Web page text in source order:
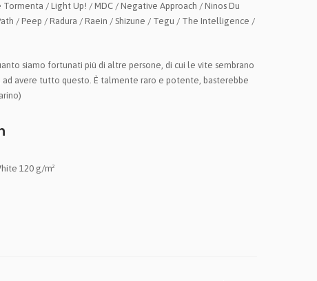
/ Light Up! / MDC / Negative Approach / Ninos Du
/ Peep / Radura / Raein / Shizune / Tegu / The Intelligence /
siamo fortunati più di altre persone, di cui le vite sembrano
avere tutto questo. È talmente raro e potente, basterebbe
120 g/m²